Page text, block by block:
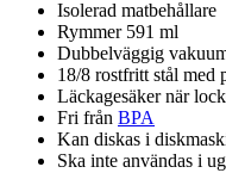
Isolerad matbehållare
Rymmer 591 ml
Dubbelväggig
18/8 rostfritt stål med
Läckagesäker när
Fri från BPA
Kan diskas i
Ska inte användas i